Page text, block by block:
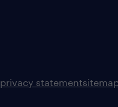
privacy statement